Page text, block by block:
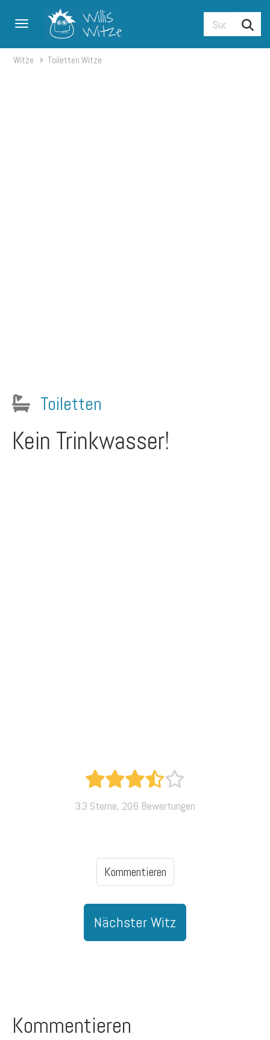
Toggle navigation
Witze Toiletten Witze
Toiletten
Kein Trinkwasser!
3.3 Sterne, 206 Bewertungen
Kommentieren
Nächster Witz
Kommentieren